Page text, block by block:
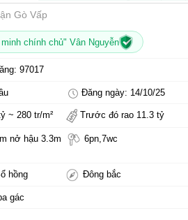
Gò Vấp
chính chủ" Vân Nguyễn
97017
Đăng ngày: 14/10/25
~ 280 tr/m² Trước đó rao 11.3 tỷ
nở hậu 3.3m
6pn,7wc
hồng Đông bắc
gác